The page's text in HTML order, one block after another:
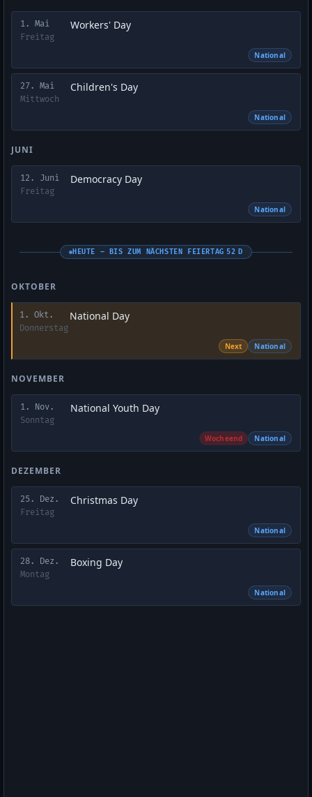
1. Mai
Freitag
Workers' Day
National
27. Mai
Mittwoch
Children's Day
National
JUNI
12. Juni
Freitag
Democracy Day
National
HEUTE – BIS ZUM NÄCHSTEN FEIERTAG 52 D
OKTOBER
1. Okt.
Donnerstag
National Day
Next National
NOVEMBER
1. Nov.
Sonntag
National Youth Day
Wocheend National
DEZEMBER
25. Dez.
Freitag
Christmas Day
National
28. Dez.
Montag
Boxing Day
National